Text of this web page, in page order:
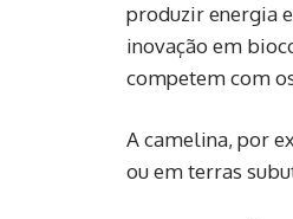
produzir energia
inovação em
competem com
A camelina, por
ou em terras